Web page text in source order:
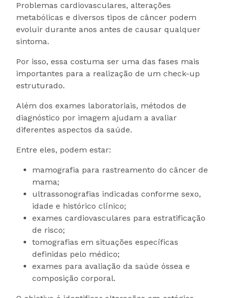
Problemas cardiovasculares, alterações
metabólicas e diversos tipos de câncer podem
evoluir durante anos antes de causar qualquer
sintoma.
Por isso, essa costuma ser uma das fases mais
importantes para a realização de um check-up
estruturado.
Além dos exames laboratoriais, métodos de
diagnóstico por imagem ajudam a avaliar
diferentes aspectos da saúde.
Entre eles, podem estar:
mamografia para rastreamento do câncer de
mama;
ultrassonografias indicadas conforme sexo,
idade e histórico clínico;
exames cardiovasculares para estratificação
de risco;
tomografias em situações específicas
definidas pelo médico;
exames para avaliação da saúde óssea e
composição corporal.